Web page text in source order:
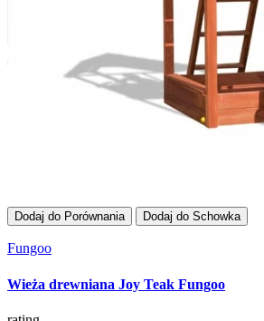
Dodaj do Porównania Dodaj do Schowka
Fungoo
Wieża drewniana Joy Teak Fungoo